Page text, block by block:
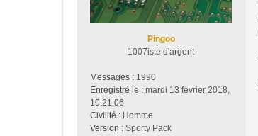
Pingoo
1007iste d'argent
Messages : 1990
Enregistré le : mardi 13 février 2018,
10:21:06
Civilité : Homme
Version : Sporty Pack